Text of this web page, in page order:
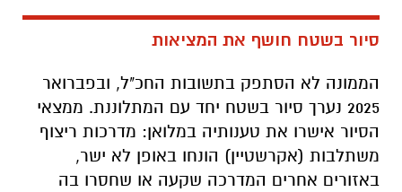
סיור בשטח חושף את המציאות
הממונה לא הסתפק בתשובות החכ"ל, ובפברואר
2025 נערך סיור בשטח יחד עם המתלוננת. ממצאי
הסיור אישרו את טענותיה במלואן: מדרכות ריצוף
משתלבות (אקרשטיין) הונחו באופן לא ישר,
באזורים אחרים המדרכה שקעה או שחסרו בה